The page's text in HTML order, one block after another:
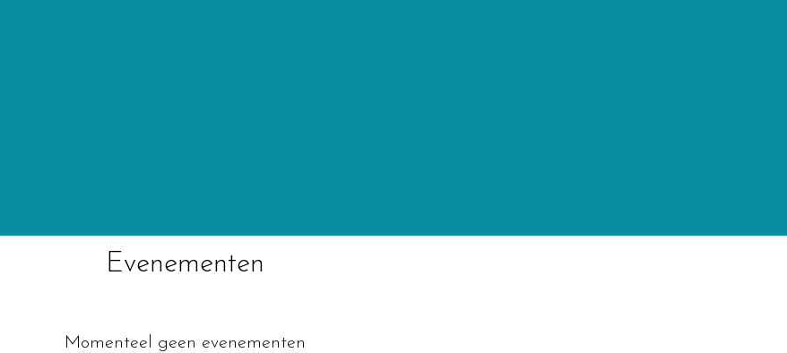
Evenementen
Momenteel geen evenementen